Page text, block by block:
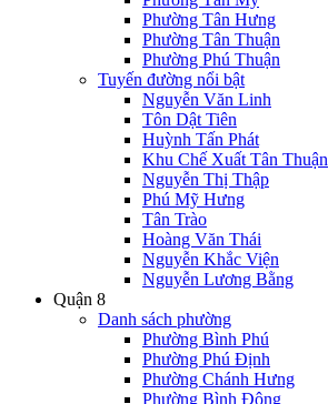
Phường Tân Hưng
Phường Tân Thuận
Phường Phú Thuận
Tuyến đường nổi bật
Nguyễn Văn Linh
Tôn Dật Tiên
Huỳnh Tấn Phát
Khu Chế Xuất Tân Thuận
Nguyễn Thị Thập
Phú Mỹ Hưng
Tân Trào
Hoàng Văn Thái
Nguyễn Khắc Viện
Nguyễn Lương Bằng
Quận 8
Danh sách phường
Phường Bình Phú
Phường Phú Định
Phường Chánh Hưng
Phường Bình Đông